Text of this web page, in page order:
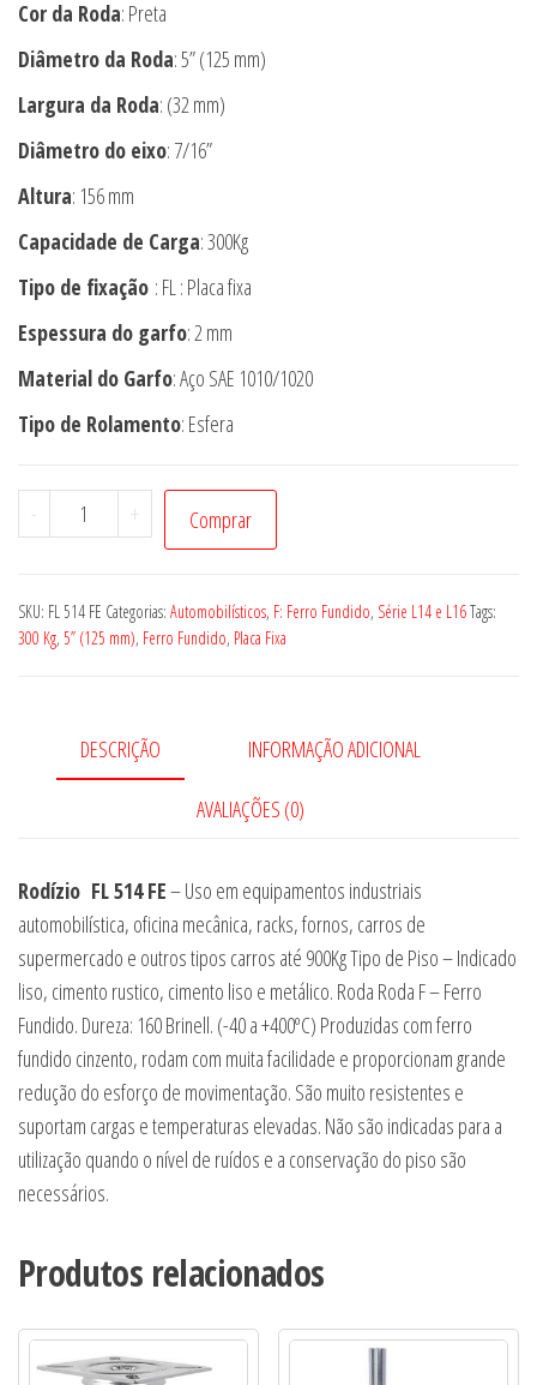
Cor da Roda: Preta
Diâmetro da Roda: 5” (125 mm)
Largura da Roda: (32 mm)
Diâmetro do eixo: 7/16”
Altura: 156 mm
Capacidade de Carga: 300Kg
Tipo de fixação : FL : Placa fixa
Espessura do garfo: 2 mm
Material do Garfo: Aço SAE 1010/1020
Tipo de Rolamento: Esfera
-
Rodízio
FL
FE
quantidade
+ Comprar
SKU: FL 514 FE Categorias: Automobilísticos, F: Ferro Fundido, Série L14 e L16Tags:
300 Kg, 5” (125 mm), Ferro Fundido, Placa Fixa
DESCRIÇÃO INFORMAÇÃO ADICIONAL
AVALIAÇÕES (0)
Rodízio FL 514 FE– Uso em equipamentos industriais
automobilística, oficina mecânica, racks, fornos, carros de
supermercado e outros tipos carros até 900Kg Tipo de Piso – Indicado
liso, cimento rustico, cimento liso e metálico. Roda Roda F – Ferro
Fundido. Dureza: 160 Brinell. (-40 a +400ºC) Produzidas com ferro
fundido cinzento, rodam com muita facilidade e proporcionam grande
redução do esforço de movimentação. São muito resistentes e
suportam cargas e temperaturas elevadas. Não são indicadas para a
utilização quando o nível de ruídos e a conservação do piso são
necessários.
Produtos relacionados